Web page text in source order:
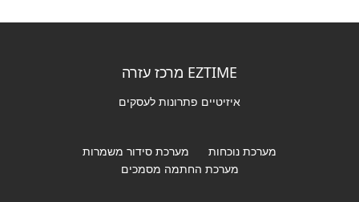
EZTIME מרכז עזרה
איזיטיים פתרונות לעסקים
מערכת נוכחות
מערכת סידור משמרות
מערכת החתמה מסמכים